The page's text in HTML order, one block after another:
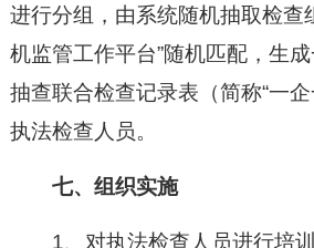
进行分组，由系统随机抽取检查
机监管工作平台”随机匹配，生
抽查联合检查记录表（简称“一企
执法检查人员。
七、组织实施
1、对执法检查人员进行培